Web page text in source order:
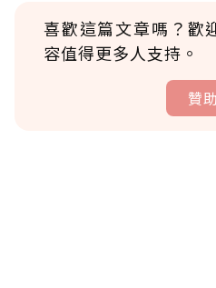
喜歡這篇文章嗎？歡
容值得更多人支持。
贊助